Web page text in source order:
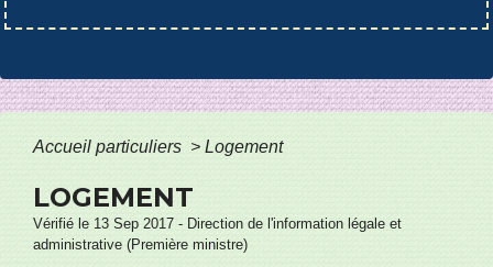
Accueil particuliers > Logement
LOGEMENT
Vérifié le 13 Sep 2017 - Direction de l'information légale et
administrative (Première ministre)